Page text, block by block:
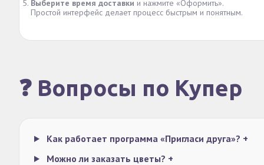
Выберите время доставки и нажмите «Оформить».
Простой интерфейс делает процесс быстрым и понятным.
❓ Вопросы по Купер
Как работает программа «Пригласи друга»? +
Можно ли заказать цветы? +